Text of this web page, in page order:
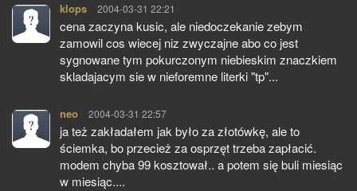
klops pisze:
2004-03-31 22:21
cena zaczyna kusic, ale niedoczekanie zebym
zamowil cos wiecej niz zwyczajne abo co jest
sygnowane tym pokurczonym niebieskim znaczkiem
skladajacym sie w nieforemne literki "tp"...
neo pisze:
2004-03-31 22:57
ja też zakładałem jak było za złotówkę, ale to
ściemka, bo przecież za osprzęt trzeba zapłacić.
modem chyba 99 kosztował.. a potem się buli miesiąc
w miesiąc....